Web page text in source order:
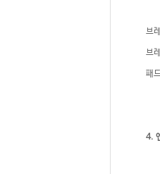
브
브
패
4.